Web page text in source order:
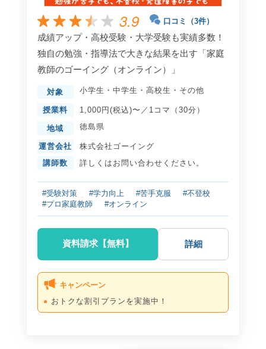
3.9 口コミ（3件）
成績アップ・高校受験・大学受験も実績多数！
独自の勉強・指導法で大きな結果を出す「家庭
教師のゴーイング（オンライン）」
対象 小学生 ・ 中学生 ・ 高校生 ・ その他
授業料 1,000円(税込)〜／1コマ（30分）
地域 徳島県
運営会社
株式会社ゴーイング
講師数
詳しくはお問い合わせください。
#受験対策 #学力向上 #苦手克服
#不登校
#プロ家庭教師
#オンライン
資料請求【無料】 詳細
キャンペーン
おトクな割引プランを実施中！